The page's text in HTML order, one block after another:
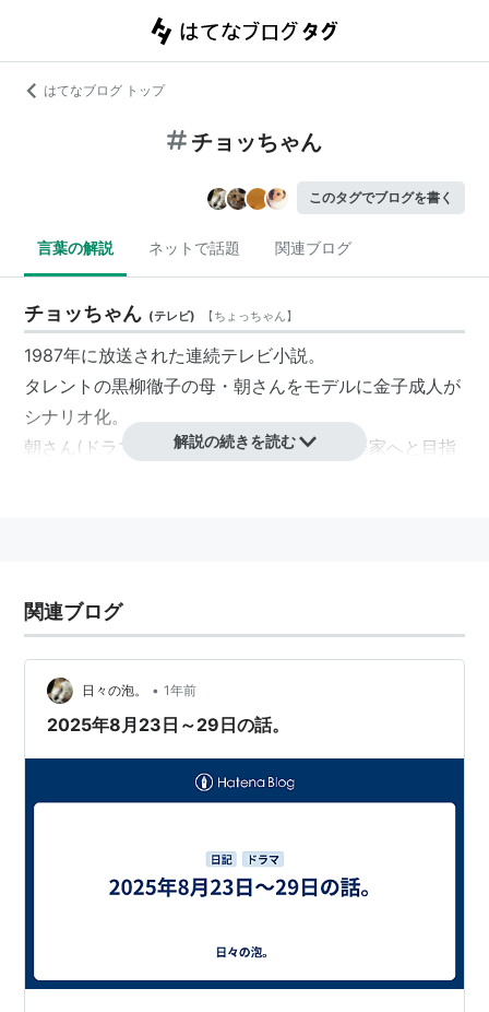
はてなブログ トップ
チョッちゃん
このタグでブログを書く
言葉の解説 ネットで話題 関連ブログ
チョッちゃん (テレビ) 【ちょっちゃん】
1987年に放送された連続テレビ小説。
タレントの黒柳徹子の母・朝さんをモデルに金子成人が
シナリオ化。
朝さん(ドラマでは蝶子)が、女学生から音楽家へと目指
広司、春風亭小朝
郎、川谷拓三、前田吟、佐藤オリエ、佐藤慶
解説の続きを読む
関連ブログ
日々の泡。 • 1年前
2025年8月23日～29日の話。